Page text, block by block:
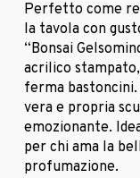
Perfetto come
la tavola con
“Bonsai
acrilico
ferma
vera e propria
emozionante.
per chi ama la
profumazione.